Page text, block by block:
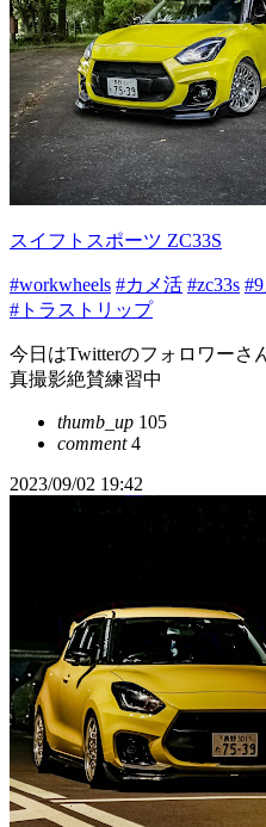
スイフトスポーツ ZC33S
#workwheels #カメ活 #zc33s
#トラストリップ
今日はTwitterのフォロワーさ
真撮影絶賛練習中
thumb_up 105
comment4
2023/09/02 19:42